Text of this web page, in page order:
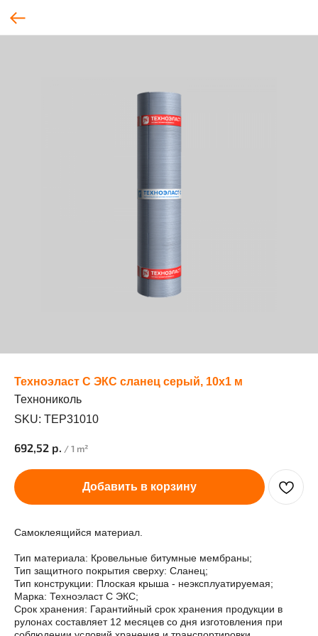
Техноэласт С ЭКС сланец серый, 10х1 м
Технониколь
SKU: TEP31010
692,52 р. /1 m²
Добавить в корзину
Самоклеящийся материал.
Тип материала: Кровельные битумные мембраны;
Тип защитного покрытия сверху: Сланец;
Тип конструкции: Плоская крыша - неэксплуатируемая;
Марка: Техноэласт С ЭКС;
Срок хранения: Гарантийный срок хранения продукции в
рулонах составляет 12 месяцев со дня изготовления при